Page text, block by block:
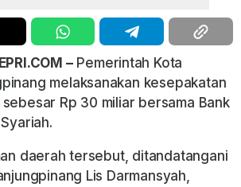
–Pemerintah Kota
melaksanakan kesepakatan
Rp 30 miliar bersama Bank
daerah tersebut, ditandatangani
Lis Darmansyah,